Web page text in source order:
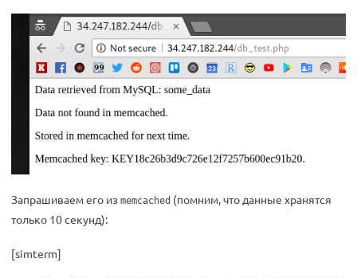
Запрашиваем его из memcached (помним, что данные хранятся
только 10 секунд):
[simterm]